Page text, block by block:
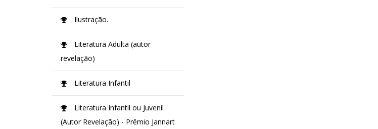
Ilustração.
Literatura Adulta (autor
revelação)
Literatura Infantil
Literatura Infantil ou Juvenil
(Autor Revelação) - Prêmio Jannart